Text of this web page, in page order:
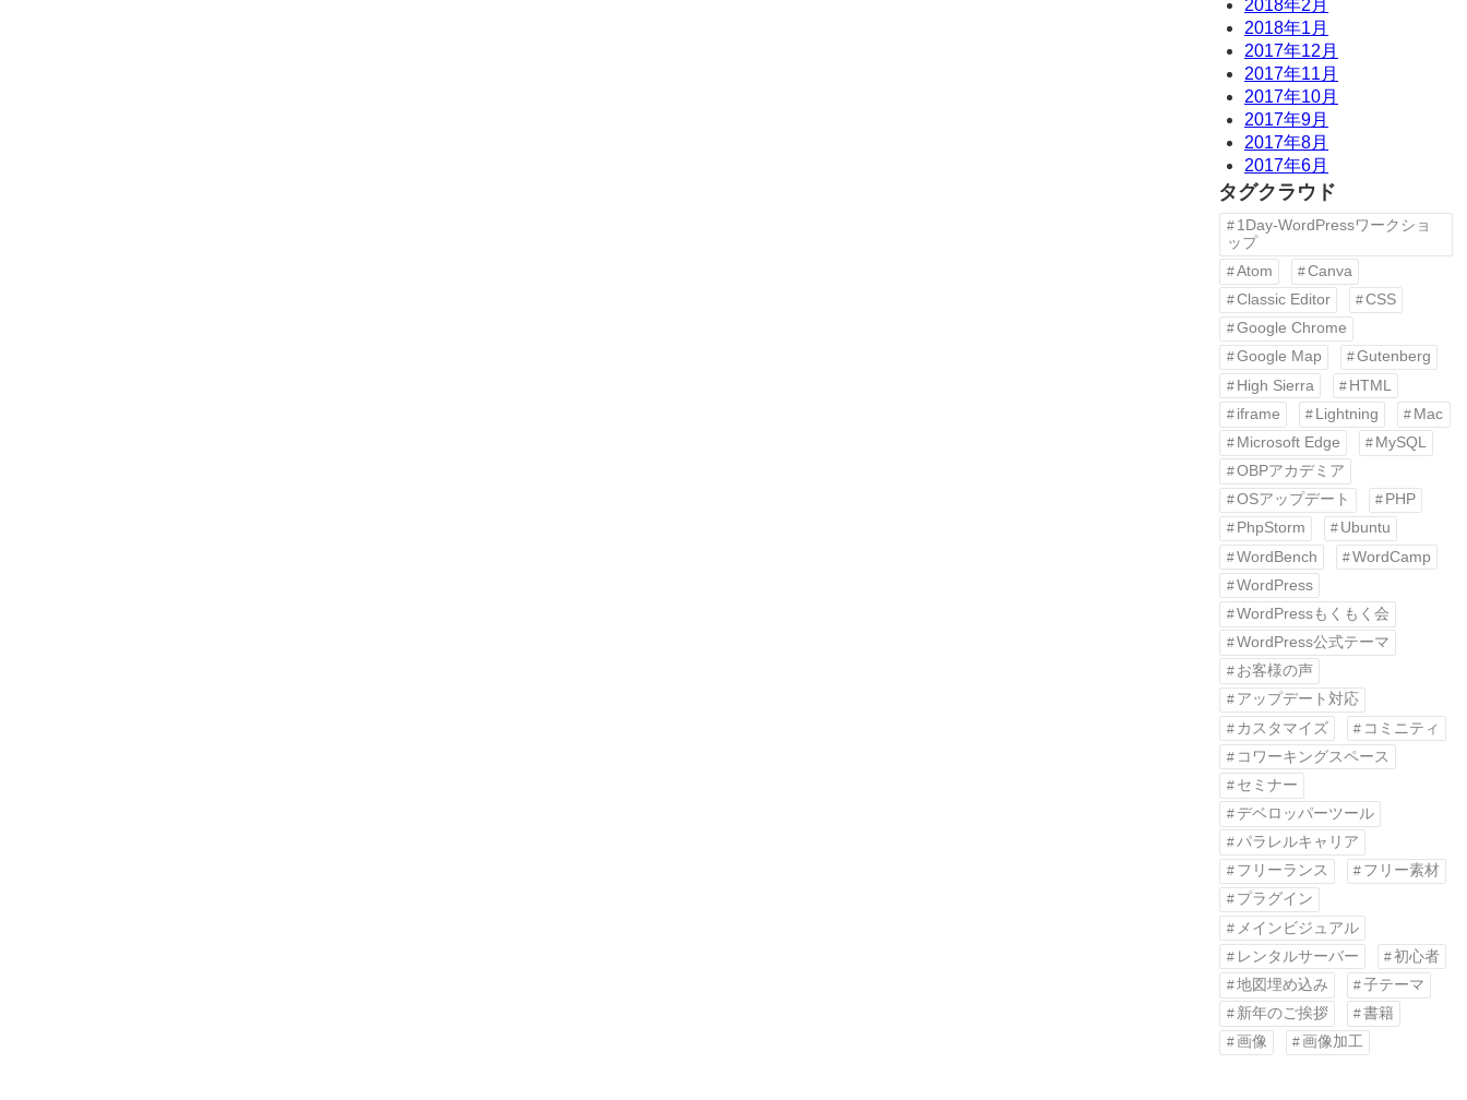
2018年2月
2018年1月
2017年12月
2017年11月
2017年10月
2017年9月
2017年8月
2017年6月
タグクラウド
1Day-WordPressワークショ
ップ
Atom
Canva
Classic Editor
CSS
Google Chrome
Google Map
Gutenberg
High Sierra
HTML
iframe
Lightning
Mac
Microsoft Edge
MySQL
OBPアカデミア
OSアップデート
PHP
PhpStorm
Ubuntu
WordBench
WordCamp
WordPress
WordPressもくもく会
WordPress公式テーマ
お客様の声
アップデート対応
カスタマイズ
コミニティ
コワーキングスペース
セミナー
デベロッパーツール
パラレルキャリア
フリーランス
フリー素材
プラグイン
メインビジュアル
レンタルサーバー
初心者
地図埋め込み
子テーマ
新年のご挨拶
書籍
画像
画像加工